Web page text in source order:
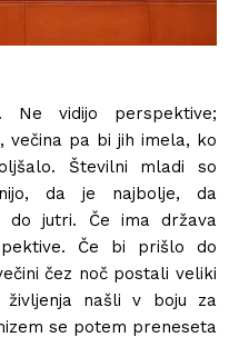
Ne vidijo perspektive;
pa bi jih imela, ko
Številni mladi so
da je najbolje, da
do jutri. Če ima država
Če bi prišlo do
čez noč postali veliki
našli v boju za
se potem preneseta